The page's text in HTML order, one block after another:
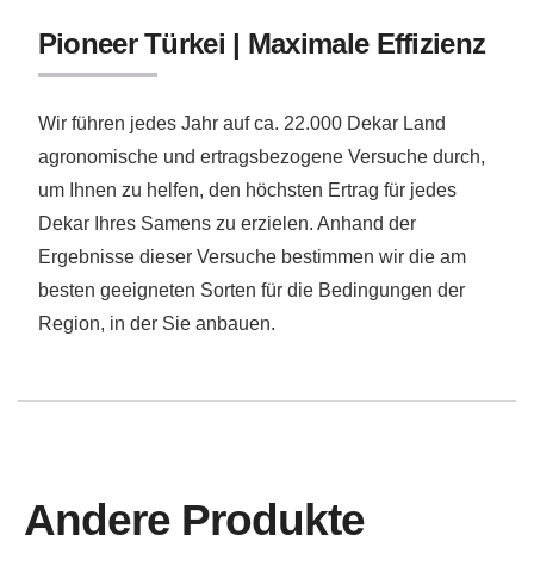
Pioneer Türkei | Maximale Effizienz
Wir führen jedes Jahr auf ca. 22.000 Dekar Land
agronomische und ertragsbezogene Versuche durch,
um Ihnen zu helfen, den höchsten Ertrag für jedes
Dekar Ihres Samens zu erzielen. Anhand der
Ergebnisse dieser Versuche bestimmen wir die am
besten geeigneten Sorten für die Bedingungen der
Region, in der Sie anbauen.
Andere Produkte